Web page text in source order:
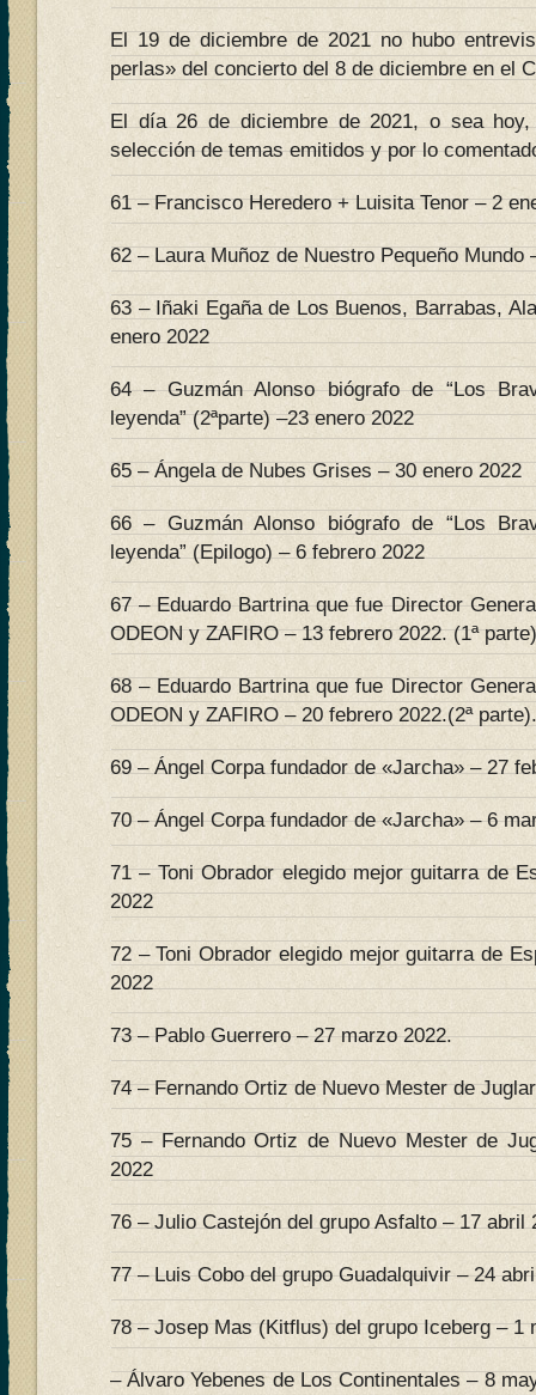
El 19 de diciembre de 2021 no hubo
perlas» del concierto del 8 de diciembre en el
El día 26 de diciembre de 2021, o sea
selección de temas emitidos y por lo
61 – Francisco Heredero + Luisita Tenor – 2
62 – Laura Muñoz de Nuestro Pequeño Mundo
63 – Iñaki Egaña de Los Buenos, Barrabas,
enero 2022
64 – Guzmán Alonso biógrafo de “Los
leyenda” (2ªparte) –23 enero 2022
65 – Ángela de Nubes Grises – 30 enero 2022
66 – Guzmán Alonso biógrafo de “Los
leyenda” (Epilogo) – 6 febrero 2022
67 – Eduardo Bartrina que fue Director
ODEON y ZAFIRO – 13 febrero 2022. (1ª
68 – Eduardo Bartrina que fue Director
ODEON y ZAFIRO – 20 febrero 2022.(2ª parte).
69 – Ángel Corpa fundador de «Jarcha» – 27
70 – Ángel Corpa fundador de «Jarcha» – 6
71 – Toni Obrador elegido mejor guitarra de
2022
72 – Toni Obrador elegido mejor guitarra de
2022
73 – Pablo Guerrero – 27 marzo 2022.
74 – Fernando Ortiz de Nuevo Mester de
75 – Fernando Ortiz de Nuevo Mester de
2022
76 – Julio Castejón del grupo Asfalto – 17 abril
77 – Luis Cobo del grupo Guadalquivir – 24
78 – Josep Mas (Kitflus) del grupo Iceberg – 1
– Álvaro Yebenes de Los Continentales – 8